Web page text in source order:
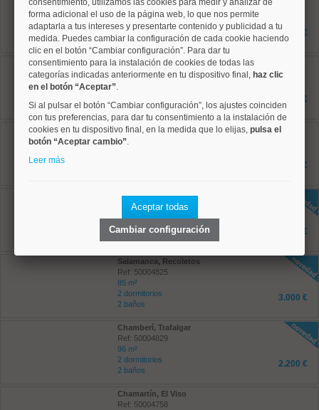
Ref: 50004716
70 m²
2 dormitorios
2 baños
1.595 €
Salamanca, Goya
Ref: 50004780
2 baños
4.000 €
Chamberí, Ríos Rosas
Ref: 50004795
1.195 €
Moncloa, Argüelles
Ref: 50004822
2 dormitorios
2.100 €
Salamanca, Recoletos
Ref: 50004825
85 m²
2 dormitorios
2 baños
3.000 €
Chamberí, Trafalgar
Ref: 50004829
96 m²
2 dormitorios
2 baños
2.200 €
Chamartín, El Viso
Ref: 50004758
consentimiento, utilizamos las cookies para medir y analizar de
forma adicional el uso de la página web, lo que nos permite
adaptarla a tus intereses y presentarte contenido y publicidad a tu
medida. Puedes cambiar la configuración de cada cookie haciendo
clic en el botón “Cambiar configuración”. Para dar tu
consentimiento para la instalación de cookies de todas las
categorías indicadas anteriormente en tu dispositivo final, haz clic
en el botón “Aceptar”.
Si al pulsar el botón “Cambiar configuración”, los ajustes coinciden
con tus preferencias, para dar tu consentimiento a la instalación de
cookies en tu dispositivo final, en la medida que lo elijas, pulsa el
botón “Aceptar cambio”.
Leer más
Aceptar todas
Cambiar configuración